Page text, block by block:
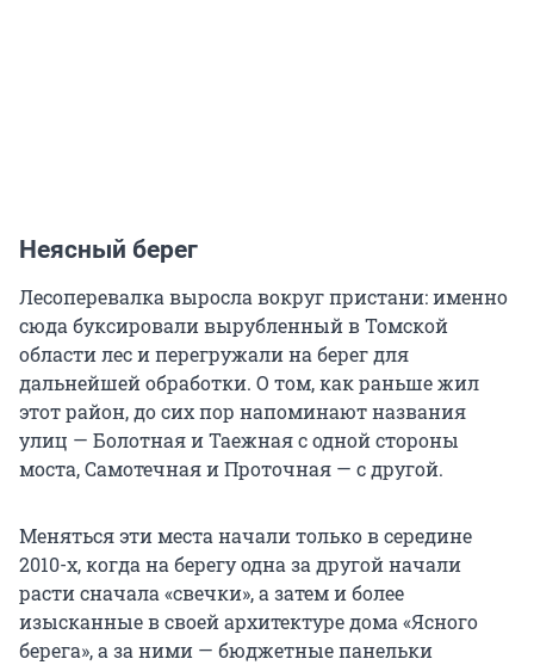
Неясный берег
Лесоперевалка выросла вокруг пристани: именно
сюда буксировали вырубленный в Томской
области лес и перегружали на берег для
дальнейшей обработки. О том, как раньше жил
этот район, до сих пор напоминают названия
улиц — Болотная и Таежная с одной стороны
моста, Самотечная и Проточная — с другой.
Меняться эти места начали только в середине
2010-х, когда на берегу одна за другой начали
расти сначала «свечки», а затем и более
изысканные в своей архитектуре дома «Ясного
берега», а за ними — бюджетные панельки